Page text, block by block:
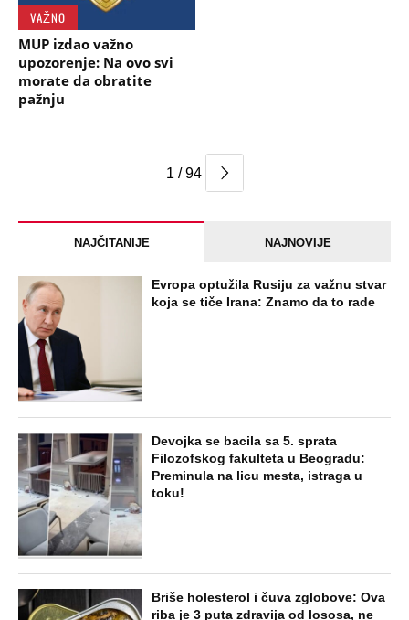
VAŽNO
MUP izdao važno
upozorenje: Na ovo svi
morate da obratite
pažnju
1 / 94
NAJČITANIJE NAJNOVIJE
Evropa optužila Rusiju za važnu stvar
koja se tiče Irana: Znamo da to rade
Devojka se bacila sa 5. sprata
Filozofskog fakulteta u Beogradu:
Preminula na licu mesta, istraga u
toku!
Briše holesterol i čuva zglobove: Ova
riba je 3 puta zdravija od lososa, ne